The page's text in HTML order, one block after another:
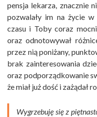
pensja lekarza, znacznie
pozwalały im na życie w
czasu i Toby coraz
oraz odnotowywał
przez nią poniżany,
brak zainteresowania
oraz podporządkowanie
że miał już dość i zażądał
Wygrzebuję się z